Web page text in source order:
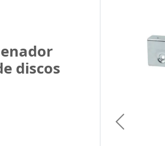
discos
Previous